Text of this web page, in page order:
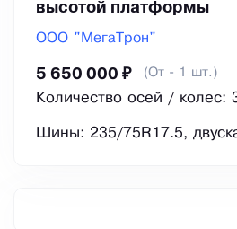
высотой платформы
ООО "МегаТрон"
5 650 000 ₽ (От - 1 шт.)
Количество осей / колес:
Шины: 235/75R17.5,